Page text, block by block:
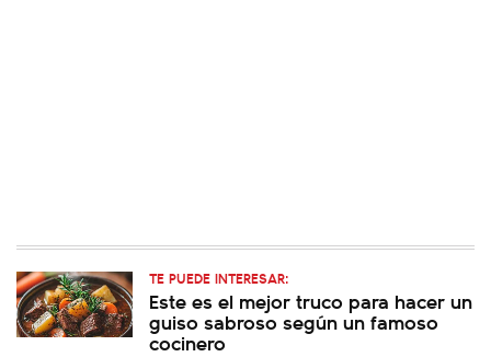
TE PUEDE INTERESAR:
Este es el mejor truco para hacer un
guiso sabroso según un famoso
cocinero